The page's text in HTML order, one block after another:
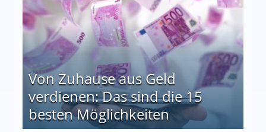
Von Zuhause aus Geld
verdienen: Das sind die 15
besten Möglichkeiten